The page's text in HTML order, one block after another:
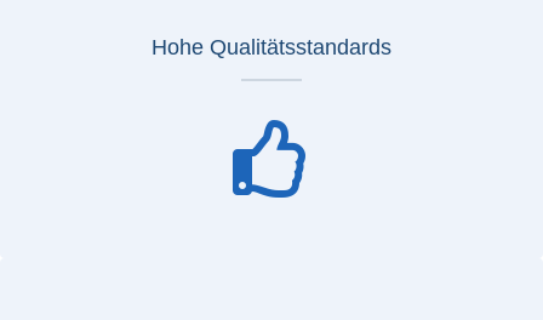
Hohe Qualitätsstandards